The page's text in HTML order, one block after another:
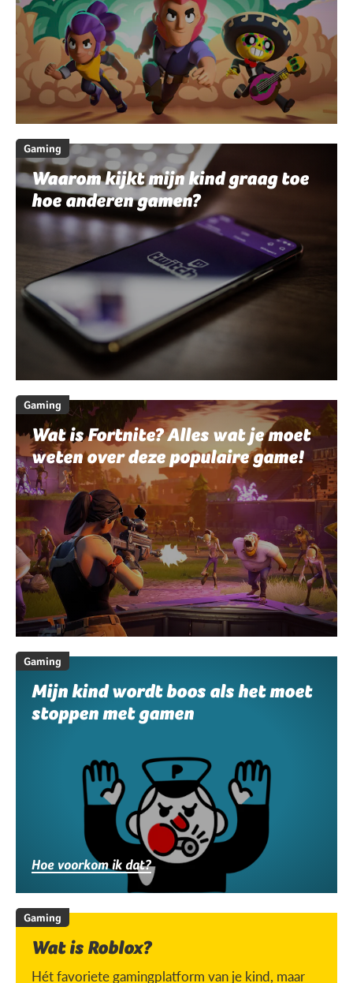
Gaming
Waarom kijkt mijn kind graag toe
hoe anderen gamen?
Gaming
Wat is Fortnite? Alles wat je moet
weten over deze populaire game!
Gaming
Mijn kind wordt boos als het moet
stoppen met gamen
Hoe voorkom ik dat?
Gaming
Wat is Roblox?
Hét favoriete gamingplatform van je kind, maar